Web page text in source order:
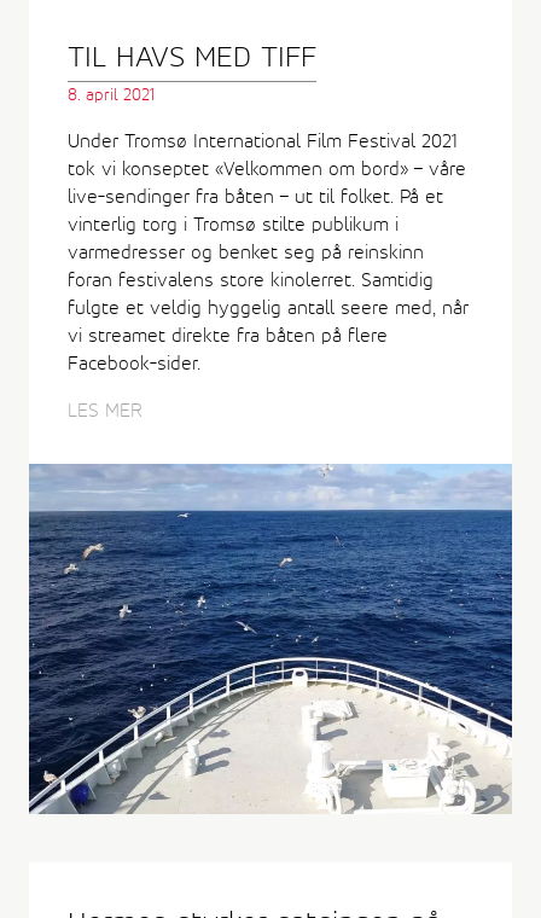
TIL HAVS MED TIFF
8. april 2021
Under Tromsø International Film Festival 2021
tok vi konseptet «Velkommen om bord» – våre
live-sendinger fra båten – ut til folket. På et
vinterlig torg i Tromsø stilte publikum i
varmedresser og benket seg på reinskinn
foran festivalens store kinolerret. Samtidig
fulgte et veldig hyggelig antall seere med, når
vi streamet direkte fra båten på flere
Facebook-sider.
LES MER